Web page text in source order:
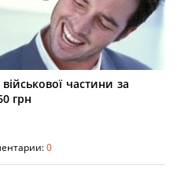
частини за
грн
0